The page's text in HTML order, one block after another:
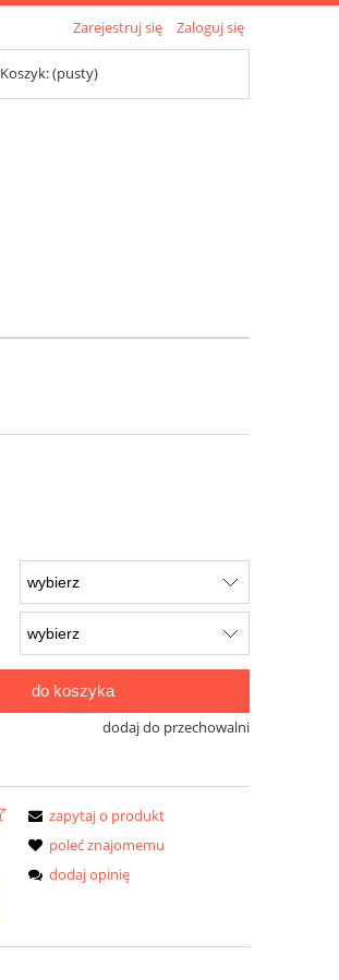
Zarejestruj się Zaloguj się
Koszyk:(pusty)
do koszyka
dodaj do przechowalni
zapytaj o produkt
poleć znajomemu
dodaj opinię